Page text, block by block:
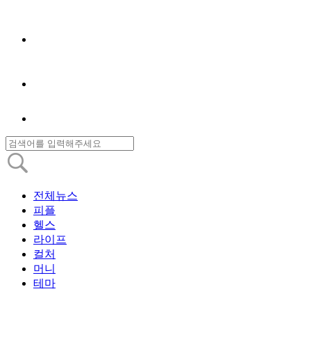
전체뉴스
피플
헬스
라이프
컬처
머니
테마